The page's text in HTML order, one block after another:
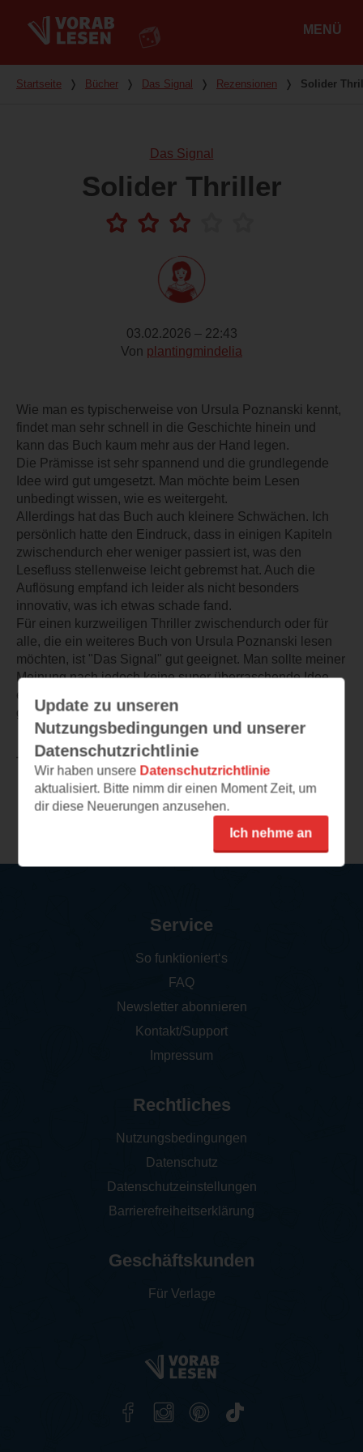
MENÜ
Du bist hier
Startseite ❭ Bücher ❭ Das Signal ❭ Rezensionen ❭ Solider
Das Signal
Solider Thriller
03.02.2026 – 22:43
Von plantingmindelia
Wie man es typischerweise von Ursula Poznanski kennt,
findet man sehr schnell in die Geschichte hinein und
kann das Buch kaum mehr aus der Hand legen.
Die Prämisse ist sehr spannend und die grundlegende
Idee wird gut umgesetzt. Man möchte beim Lesen
unbedingt wissen, wie es weitergeht.
Allerdings hat das Buch auch kleinere Schwächen. Ich
persönlich hatte den Eindruck, dass in einigen Kapiteln
zwischendurch eher weniger passiert ist, was den
Lesefluss stellenweise leicht gebremst hat. Auch die
Auflösung empfand ich leider als nicht besonders
innovativ, was ich etwas schade fand.
Für einen kurzweiligen Thriller zwischendurch oder für
alle, die ein weiteres Buch von Ursula Poznanski lesen
möchten, ist "Das Signal" gut geeignet. Man sollte meiner
Meinung nach jedoch keine super überraschende Idee
erwarten, bekommt aber eine insgesamt spannende und
gut lesbare Geschichte.
TEILEN
Weitere Rezensionen
Update zu unseren
Nutzungsbedingungen und unserer
Datenschutzrichtlinie
Wir haben unsere Datenschutzrichtlinie
aktualisiert. Bitte nimm dir einen Moment Zeit, um
dir diese Neuerungen anzusehen.
Ich nehme an
Service
So funktioniert‘s
FAQ
Newsletter abonnieren
Kontakt/Support
Impressum
Rechtliches
Nutzungsbedingungen
Datenschutz
Datenschutzeinstellungen
Barrierefreiheitserklärung
Geschäftskunden
Für Verlage